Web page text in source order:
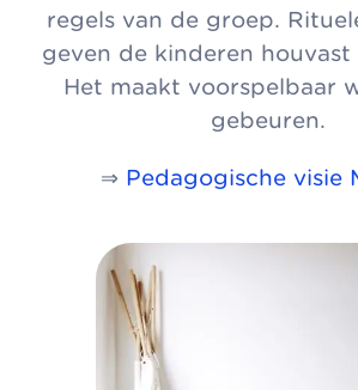
regels van de groep.
geven de kinderen
Het maakt voorspelbaar
gebeuren.
⇒ Pedagogische visie